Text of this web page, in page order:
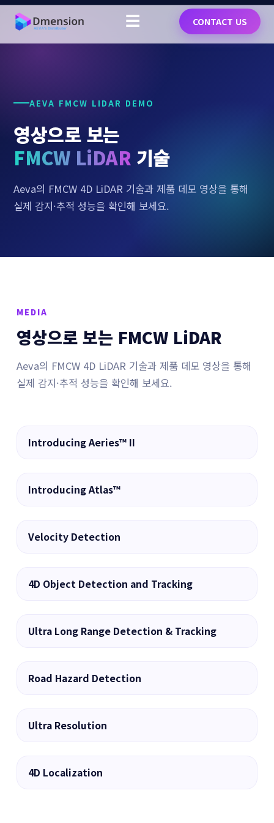
☰ CONTACT US
AEVA FMCW LIDAR DEMO
영상으로 보는
FMCW LiDAR 기술
Aeva의 FMCW 4D LiDAR 기술과 제품 데모 영상을 통해
실제 감지·추적 성능을 확인해 보세요.
MEDIA
영상으로 보는 FMCW LiDAR
Aeva의 FMCW 4D LiDAR 기술과 제품 데모 영상을 통해
실제 감지·추적 성능을 확인해 보세요.
Introducing Aeries™ II
Introducing Atlas™
Velocity Detection
4D Object Detection and Tracking
Ultra Long Range Detection & Tracking
Road Hazard Detection
Ultra Resolution
4D Localization